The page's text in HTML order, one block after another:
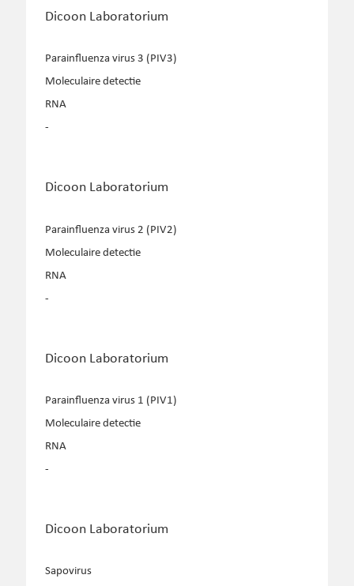
Dicoon Laboratorium
Parainfluenza virus 3 (PIV3)
Moleculaire detectie
RNA
-
Dicoon Laboratorium
Parainfluenza virus 2 (PIV2)
Moleculaire detectie
RNA
-
Dicoon Laboratorium
Parainfluenza virus 1 (PIV1)
Moleculaire detectie
RNA
-
Dicoon Laboratorium
Sapovirus